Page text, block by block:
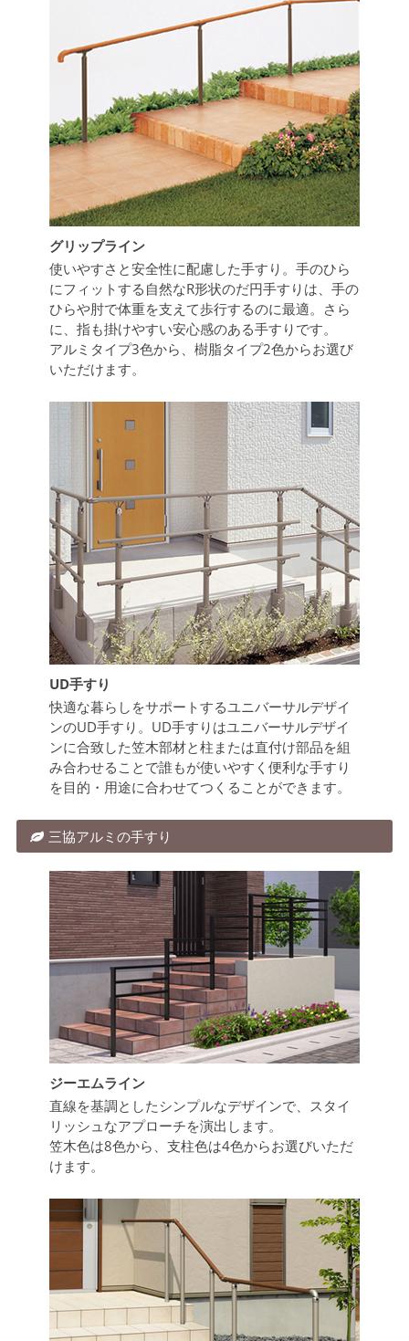
グリップライン
使いやすさと安全性に配慮した手すり。手のひら
にフィットする自然なR形状のだ円手すりは、手の
ひらや肘で体重を支えて歩行するのに最適。さら
に、指も掛けやすい安心感のある手すりです。
アルミタイプ3色から、樹脂タイプ2色からお選び
いただけます。
UD手すり
快適な暮らしをサポートするユニバーサルデザイ
ンのUD手すり。UD手すりはユニバーサルデザイ
ンに合致した笠木部材と柱または直付け部品を組
み合わせることで誰もが使いやすく便利な手すり
を目的・用途に合わせてつくることができます。
三協アルミの手すり
ジーエムライン
直線を基調としたシンプルなデザインで、スタイ
リッシュなアプローチを演出します。
笠木色は8色から、支柱色は4色からお選びいただ
けます。